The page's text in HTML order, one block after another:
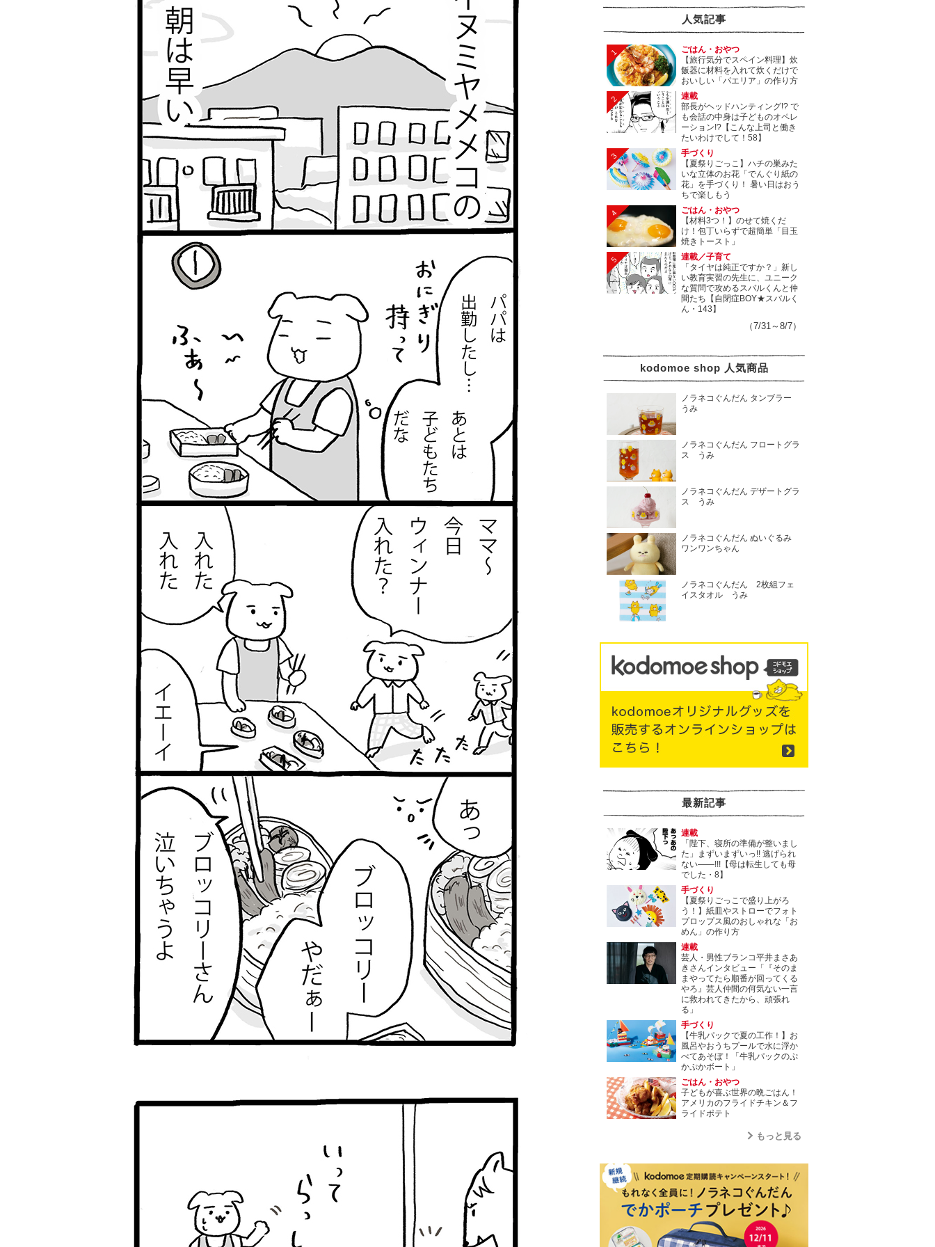
人気記事
1
ごはん・おやつ
【旅行気分でスペイン料理】炊
飯器に材料を入れて炊くだけで
おいしい「パエリア」の作り方
2
連載
部長がヘッドハンティング!? で
も会話の中身は子どものオペレ
ーション!?【こんな上司と働き
たいわけでして！58】
3
手づくり
【夏祭りごっこ】ハチの巣みた
いな立体のお花「でんぐり紙の
花」を手づくり！ 暑い日はおう
ちで楽しもう
4
ごはん・おやつ
【材料3つ！】のせて焼くだ
け！包丁いらずで超簡単「目玉
焼きトースト」
5
連載／子育て
「タイヤは純正ですか？」新し
い教育実習の先生に、ユニーク
な質問で攻めるスバルくんと仲
間たち【自閉症BOY★スバルく
ん・143】
（7/31～8/7）
kodomoe shop 人気商品
ノラネコぐんだん タンブラー
うみ
ノラネコぐんだん フロートグラ
ス うみ
ノラネコぐんだん デザートグラ
ス うみ
ノラネコぐんだん ぬいぐるみ
ワンワンちゃん
ノラネコぐんだん 2枚組フェ
イスタオル うみ
最新記事
連載
「陛下、寝所の準備が整いまし
た」まずいまずいっ!! 逃げられ
ない――!!!【母は転生しても母
でした・8】
手づくり
【夏祭りごっこで盛り上がろ
う！】紙皿やストローでフォト
プロップス風のおしゃれな「お
めん」の作り方
連載
芸人・男性ブランコ平井まさあ
きさんインタビュー「『そのま
まやってたら順番が回ってくる
やろ』芸人仲間の何気ない一言
に救われてきたから、頑張れ
る」
手づくり
【牛乳パックで夏の工作！】お
風呂やおうちプールで水に浮か
べてあそぼ！「牛乳パックのぷ
かぷかボート」
ごはん・おやつ
子どもが喜ぶ世界の晩ごはん！
アメリカのフライドチキン＆フ
ライドポテト
もっと見る